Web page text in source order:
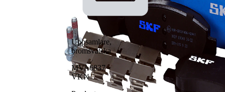
Uppsamlare,
bromsvätska
MVA6837
VKN